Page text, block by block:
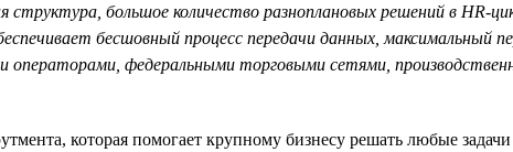
структура, большое количество разноплановых решений в HR-
бесшовный процесс передачи данных, максимальный
операторами, федеральными торговыми сетями,
которая помогает крупному бизнесу решать любые